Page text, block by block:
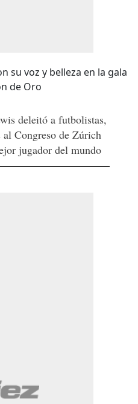
deleitó a futbolistas,
Congreso de Zúrich
jugador del mundo